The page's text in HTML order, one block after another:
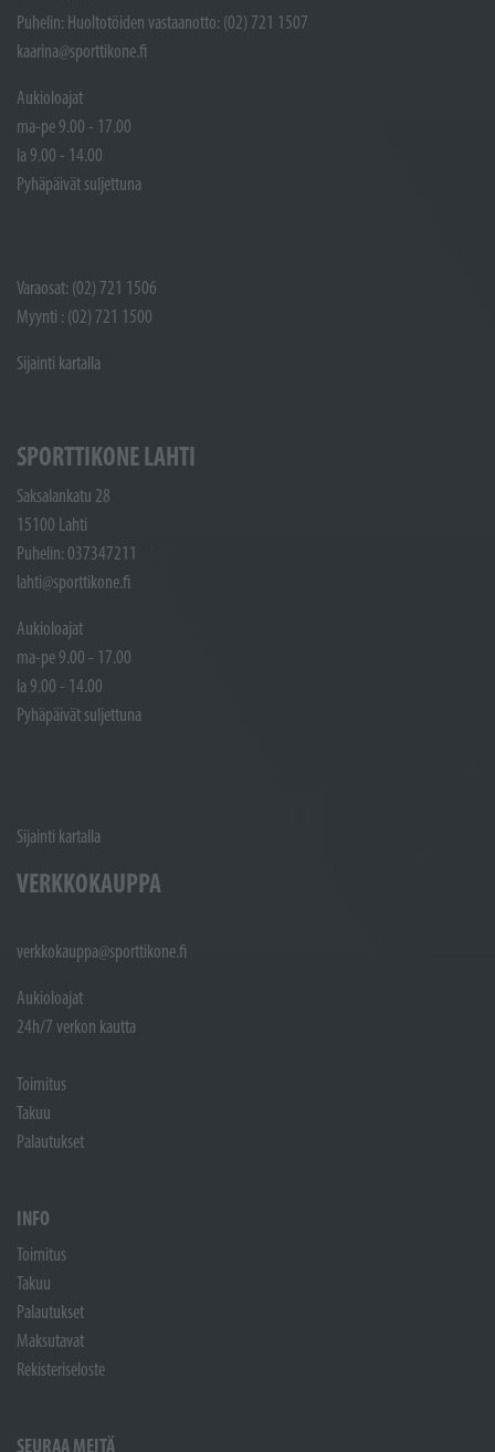
Puhelin: Huoltotöiden vastaanotto: (02) 721 1507
kaarina@sporttikone.fi
Aukioloajat
ma-pe 9.00 - 17.00
la 9.00 - 14.00
Pyhäpäivät suljettuna
Varaosat: (02) 721 1506
Myynti : (02) 721 1500
Sijainti kartalla
SPORTTIKONE LAHTI
Saksalankatu 28
15100 Lahti
Puhelin: 037347211
lahti@sporttikone.fi
Aukioloajat
ma-pe 9.00 - 17.00
la 9.00 - 14.00
Pyhäpäivät suljettuna
Sijainti kartalla
VERKKOKAUPPA
verkkokauppa@sporttikone.fi
Aukioloajat
24h/7 verkon kautta
Toimitus
Takuu
Palautukset
INFO
Toimitus
Takuu
Palautukset
Maksutavat
Rekisteriseloste
SEURAA MEITÄ